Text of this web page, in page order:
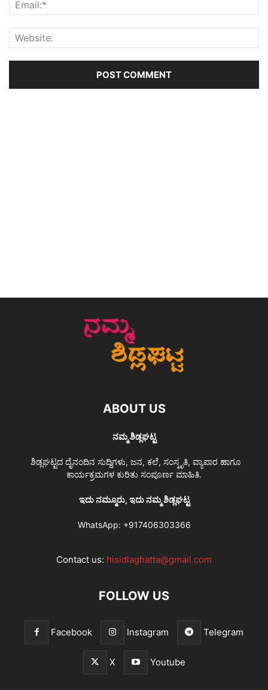
ABOUT US
ನಮ್ಮ ಶಿಡ್ಲಘಟ್ಟ
ಶಿಡ್ಲಘಟ್ಟದ ದೈನಂದಿನ ಸುದ್ದಿಗಳು, ಜನ, ಕಲೆ, ಸಂಸ್ಕೃತಿ, ವ್ಯಾಪಾರ ಹಾಗೂ
ಕಾರ್ಯಕ್ರಮಗಳ ಕುರಿತು ಸಂಪೂರ್ಣ ಮಾಹಿತಿ.
ಇದು ನಮ್ಮೂರು, ಇದು ನಮ್ಮ ಶಿಡ್ಲಘಟ್ಟ
WhatsApp: +917406303366
Contact us: hisidlaghatta@gmail.com
FOLLOW US
Facebook Instagram Telegram
X Youtube